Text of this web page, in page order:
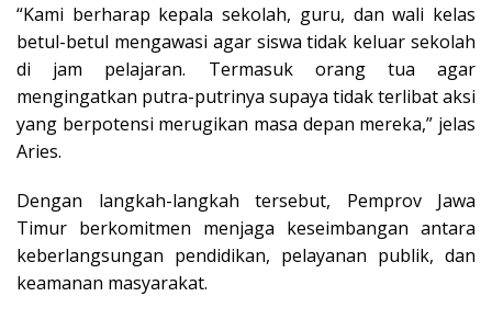
“Kami berharap kepala sekolah, guru, dan wali kelas
betul-betul mengawasi agar siswa tidak keluar sekolah
di jam pelajaran. Termasuk orang tua agar
mengingatkan putra-putrinya supaya tidak terlibat aksi
yang berpotensi merugikan masa depan mereka,” jelas
Aries.
Dengan langkah-langkah tersebut, Pemprov Jawa
Timur berkomitmen menjaga keseimbangan antara
keberlangsungan pendidikan, pelayanan publik, dan
keamanan masyarakat.